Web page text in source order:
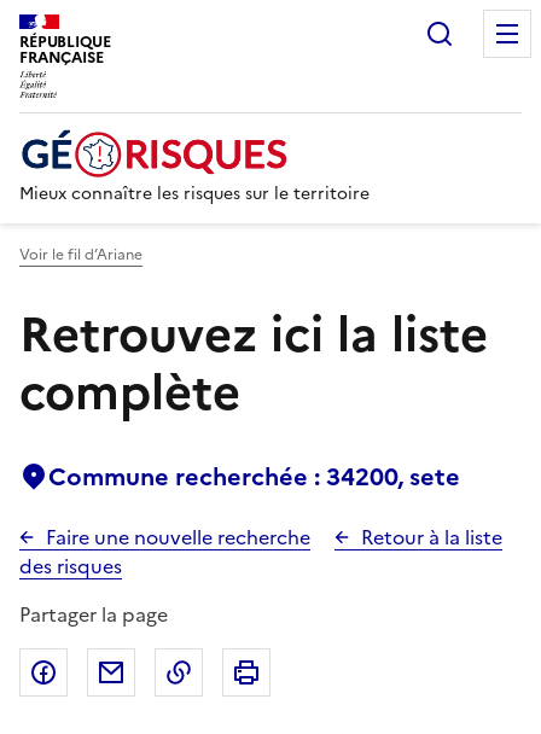
RÉPUBLIQUE
FRANÇAISE
Mieux connaître les risques sur le territoire
Voir le fil d’Ariane
Retrouvez ici la liste
complète
Commune recherchée : 34200, sete
Faire une nouvelle recherche
Retour à la liste
des risques
Partager la page
Partager sur Facebook
Partager par emailCopier dans le presse-papier